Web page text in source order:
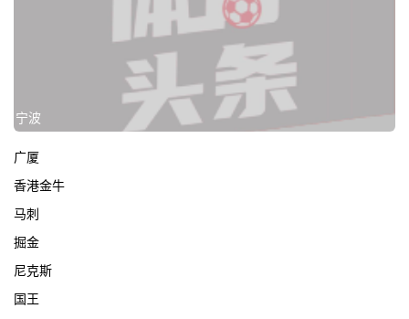
宁波
广厦
香港金牛
马刺
掘金
尼克斯
国王